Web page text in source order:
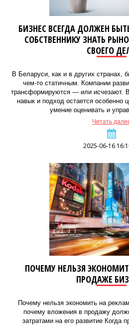
БИЗНЕС ВСЕГДА ДОЛЖЕН
СОБСТВЕННИКУ ЗНАТЬ
СВОЕГО
В Беларуси, как и в других странах,
чем-то статичным. Компании
трансформируются — или исчезают.
навык и подход остается особенно
умение оценивать и
Читать
2025-06-16
ПОЧЕМУ НЕЛЬЗЯ
ПРОДАЖЕ
Почему нельзя экономить на
почему вложения в продажу
затратами на его развитие Когда